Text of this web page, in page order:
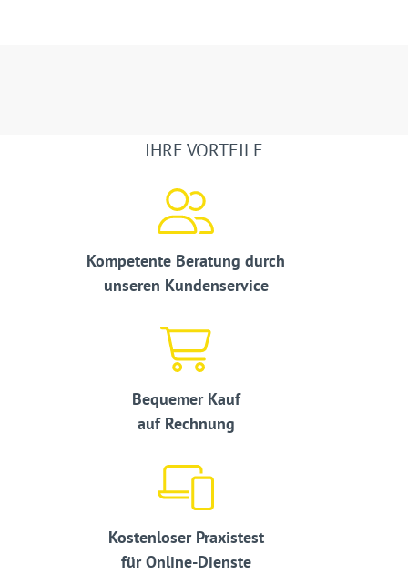
IHRE VORTEILE
Kompetente Beratung durch
unseren Kundenservice
Bequemer Kauf
auf Rechnung
Kostenloser Praxistest
für Online-Dienste